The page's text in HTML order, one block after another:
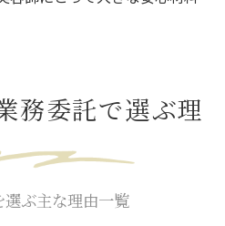
務委託で選ぶ理
ぶ主な理由一覧